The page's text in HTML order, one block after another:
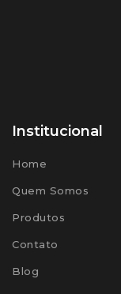
Institucional
Home
Quem Somos
Produtos
Contato
Blog